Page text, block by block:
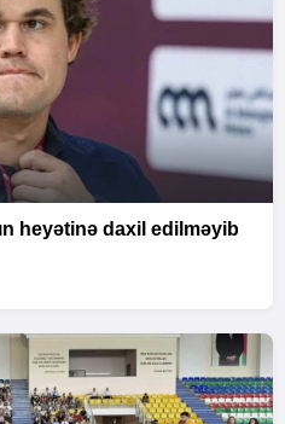
heyətinə daxil edilməyib